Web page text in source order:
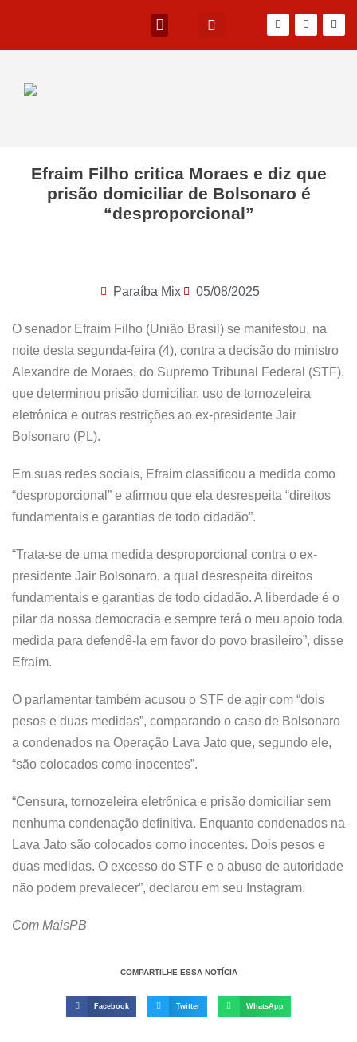
Efraim Filho critica Moraes e diz que
prisão domiciliar de Bolsonaro é
“desproporcional”
Paraíba Mix 05/08/2025
O senador Efraim Filho (União Brasil) se manifestou, na
noite desta segunda-feira (4), contra a decisão do ministro
Alexandre de Moraes, do Supremo Tribunal Federal (STF),
que determinou prisão domiciliar, uso de tornozeleira
eletrônica e outras restrições ao ex-presidente Jair
Bolsonaro (PL).
Em suas redes sociais, Efraim classificou a medida como
“desproporcional” e afirmou que ela desrespeita “direitos
fundamentais e garantias de todo cidadão”.
“Trata-se de uma medida desproporcional contra o ex-
presidente Jair Bolsonaro, a qual desrespeita direitos
fundamentais e garantias de todo cidadão. A liberdade é o
pilar da nossa democracia e sempre terá o meu apoio toda
medida para defendê-la em favor do povo brasileiro”, disse
Efraim.
O parlamentar também acusou o STF de agir com “dois
pesos e duas medidas”, comparando o caso de Bolsonaro
a condenados na Operação Lava Jato que, segundo ele,
“são colocados como inocentes”.
“Censura, tornozeleira eletrônica e prisão domiciliar sem
nenhuma condenação definitiva. Enquanto condenados na
Lava Jato são colocados como inocentes. Dois pesos e
duas medidas. O excesso do STF e o abuso de autoridade
não podem prevalecer”, declarou em seu Instagram.
Com MaisPB
COMPARTILHE ESSA NOTÍCIA
Facebook Twitter WhatsApp